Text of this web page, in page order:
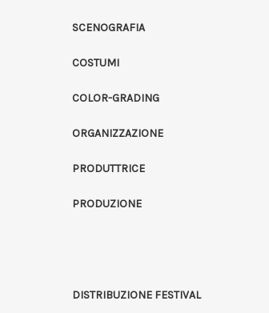
SCENOGRAFIA
COSTUMI
COLOR-GRADING
ORGANIZZAZIONE
PRODUTTRICE
PRODUZIONE
DISTRIBUZIONE FESTIVAL